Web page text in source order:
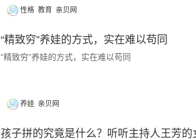
性格 教育 亲贝网
“精致穷”养娃的方式，实在难以苟同
“精致穷”养娃的方式，实在难以苟同
养娃 亲贝网
孩子拼的究竟是什么？听听主持人王芳的